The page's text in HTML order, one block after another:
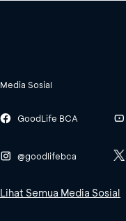
Media Sosial
GoodLife BCA
@goodlifebca
Lihat Semua Media Sosial